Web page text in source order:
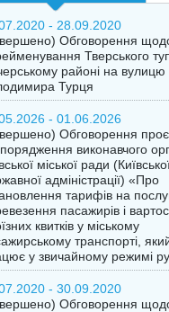
- 28.09.2020
Обговорення
Тверського
районі на вулицю
Турця
- 01.06.2026
Обговорення
виконавчого
міської ради
адміністрації) «Про
тарифів на
пасажирів і
квитків у міському
транспорті,
у звичайному режимі
- 30.09.2020
Обговорення